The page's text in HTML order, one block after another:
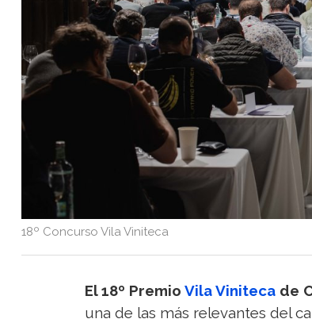
18º Concurso Vila Viniteca
El 18º Premio Vila Vinitecade
una de las más relevantes del